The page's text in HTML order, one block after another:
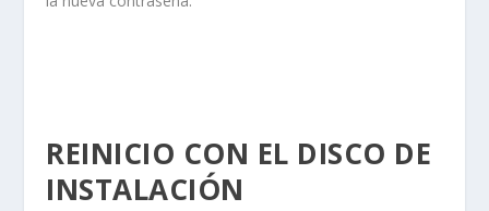
REINICIO CON EL DISCO DE
INSTALACIÓN